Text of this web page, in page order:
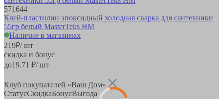
571644
Клей-пластилин эпоксидный холодная сварка для сантехники
55гр белый MasterTeks HM
Наличие в магазинах
219₽/ шт
скидка и бонус
до19.71 ₽/ шт
Клуб покупателей «Ваш Дом»
СтатусСкидкаБонусВыгода